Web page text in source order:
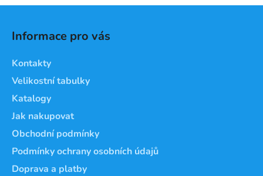
Informace pro vás
Kontakty
Velikostní tabulky
Katalogy
Jak nakupovat
Obchodní podmínky
Podmínky ochrany osobních údajů
Doprava a platby